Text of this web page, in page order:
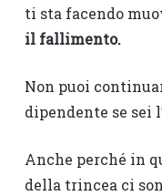
ti sta facendo
il fallimento.
Non puoi
dipendente se sei
Anche perché in
della trincea ci